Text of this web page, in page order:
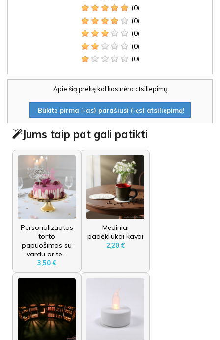
(0)
(0)
(0)
(0)
(0)
Apie šią prekę kol kas nėra atsiliepimų
Būkite pirma (-as) parašiusi (-ęs) atsiliepimą!
Jums taip pat gali patikti
Personalizuotas
torto
papuošimas su
vardu ar te...
3,50 €
Mediniai
padėkliukai kavai
2,20 €